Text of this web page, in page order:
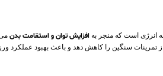
انرژی است که منجر به افزایش توان و استقامت بدن
تمرینات سنگین را کاهش دهد و باعث بهبود عملکرد